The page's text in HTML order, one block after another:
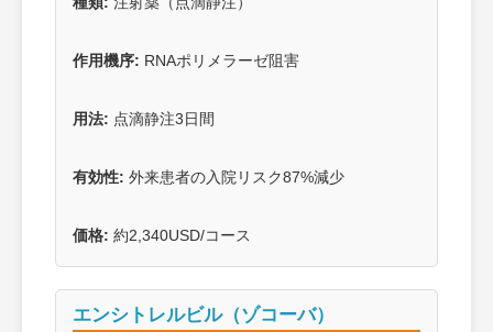
作用機序: RNAポリメラーゼ阻害
用法: 点滴静注3日間
有効性: 外来患者の入院リスク87%減少
価格: 約2,340USD/コース
エンシトレルビル（ゾコーバ）